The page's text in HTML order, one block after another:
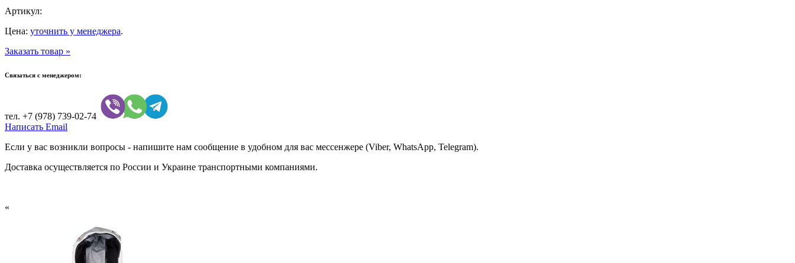
Артикул:
Цена: уточнить у менеджера.
Заказать товар »
Связаться с менеджером:
тел. +7 (978) 739-02-74
Написать Email
Если у вас возникли вопросы - напишите нам сообщение в удобном для вас мессенжере (Viber, WhatsApp, Telegram).
Доставка осуществляется по России и Украине транспортными компаниями.
«